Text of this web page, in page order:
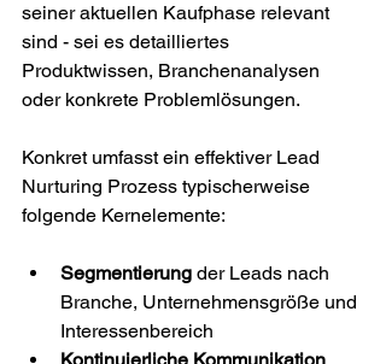
seiner aktuellen Kaufphase relevant
sind - sei es detailliertes
Produktwissen, Branchenanalysen
oder konkrete Problemlösungen.
Konkret umfasst ein effektiver Lead
Nurturing Prozess typischerweise
folgende Kernelemente:
Segmentierung der Leads nach
Branche, Unternehmensgröße und
Interessenbereich